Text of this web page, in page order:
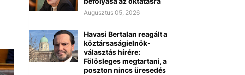
Augusztus 05, 2026
Havasi Bertalan reagált a
köztársaságielnök-
választás hírére:
Fölösleges megtartani, a
poszton nincs üresedés